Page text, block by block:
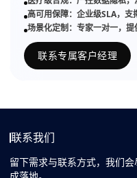
高可用保障：企业级SLA，支
场景化定制：专家一对一，
联系专属客户经理
联系我们
留下需求与联系方式，我们